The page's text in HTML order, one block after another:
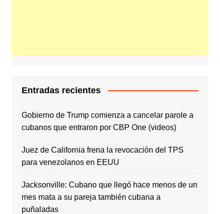
Entradas recientes
Gobierno de Trump comienza a cancelar parole a
cubanos que entraron por CBP One (videos)
Juez de California frena la revocación del TPS
para venezolanos en EEUU
Jacksonville: Cubano que llegó hace menos de un
mes mata a su pareja también cubana a
puñaladas